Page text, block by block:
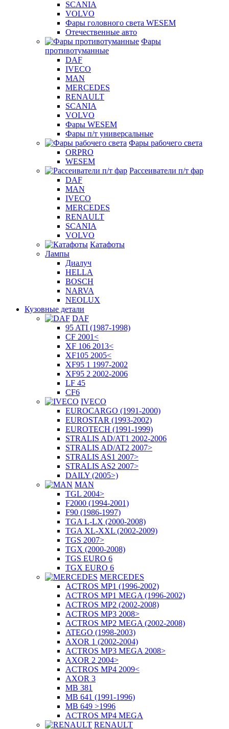
SCANIA
VOLVO
Фары головного света WESEM
Отечественные авто
Фары
противотуманные
DAF
IVECO
MAN
MERCEDES
RENAULT
SCANIA
VOLVO
Фары WESEM
Фары п/т универсальные
Фары рабочего света
ORPRO
WESEM
Рассеиватели п/т фар
DAF
MAN
IVECO
MERCEDES
RENAULT
SCANIA
VOLVO
Катафоты
Лампы
Диалуч
HELLA
BOSCH
NARVA
NEOLUX
Кузовные детали
DAF
95 ATI (1987-1998)
CF 2001<
XF 106 2013<
XF105 2005<
XF95 1 1997-2002
XF95 2 2002-2006
LF 45
CF6
IVECO
EUROCARGO (1991-2000)
EUROSTAR (1993-2002)
EUROTECH (1991-1999)
STRALIS AD/AT1 2002-2006
STRALIS AD/AT2 2007>
STRALIS AS1 2007>
STRALIS AS2 2007>
DAILY (2005>)
MAN
TGL 2004>
F2000 (1994-2001)
F90 (1986-1997)
TGA L-LX (2000-2008)
TGA XL-XXL (2002-2009)
TGS 2007>
TGX (2000-2008)
TGS EURO 6
TGX EURO 6
MERCEDES
ACTROS MP1 (1996-2002)
ACTROS MP1 MEGA (1996-2002)
ACTROS MP2 (2002-2008)
ACTROS MP3 2008>
ACTROS MP2 MEGA (2002-2008)
ATEGO (1998-2003)
AXOR 1 (2002-2004)
ACTROS MP3 MEGA 2008>
AXOR 2 2004>
ACTROS MP4 2009<
AXOR 3
MB 381
MB 641 (1991-1996)
MB 649 >1996
ACTROS MP4 MEGA
RENAULT